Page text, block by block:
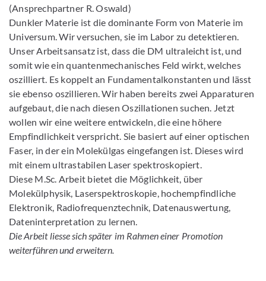
(Ansprechpartner R. Oswald)
Dunkler Materie ist die dominante Form von Materie im
Universum. Wir versuchen, sie im Labor zu detektieren.
Unser Arbeitsansatz ist, dass die DM ultraleicht ist, und
somit wie ein quantenmechanisches Feld wirkt, welches
oszilliert. Es koppelt an Fundamentalkonstanten und lässt
sie ebenso oszillieren. Wir haben bereits zwei Apparaturen
aufgebaut, die nach diesen Oszillationen suchen. Jetzt
wollen wir eine weitere entwickeln, die eine höhere
Empfindlichkeit verspricht. Sie basiert auf einer optischen
Faser, in der ein Molekülgas eingefangen ist. Dieses wird
mit einem ultrastabilen Laser spektroskopiert.
Diese M.Sc. Arbeit bietet die Möglichkeit, über
Molekülphysik, Laserspektroskopie, hochempfindliche
Elektronik, Radiofrequenztechnik, Datenauswertung,
Dateninterpretation zu lernen.
Die Arbeit liesse sich später im Rahmen einer Promotion
weiterführen und erweitern.